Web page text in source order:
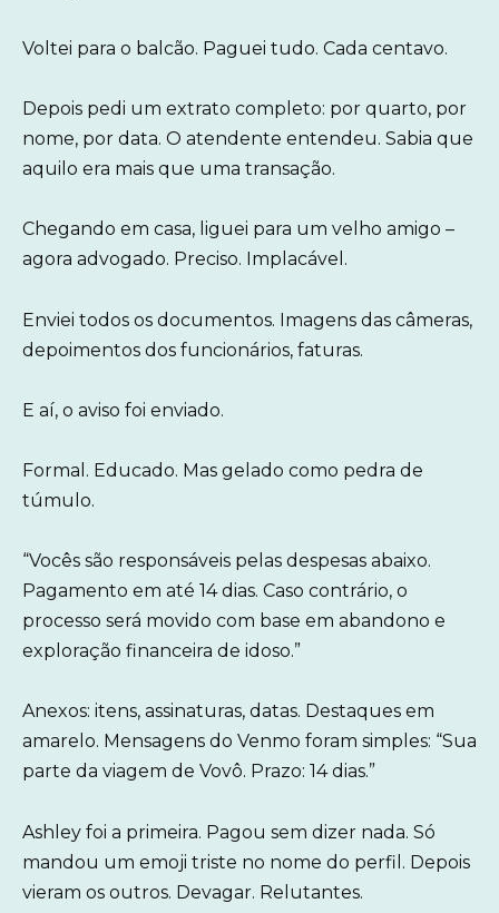
Voltei para o balcão. Paguei tudo. Cada centavo.
Depois pedi um extrato completo: por quarto, por
nome, por data. O atendente entendeu. Sabia que
aquilo era mais que uma transação.
Chegando em casa, liguei para um velho amigo –
agora advogado. Preciso. Implacável.
Enviei todos os documentos. Imagens das câmeras,
depoimentos dos funcionários, faturas.
E aí, o aviso foi enviado.
Formal. Educado. Mas gelado como pedra de
túmulo.
“Vocês são responsáveis pelas despesas abaixo.
Pagamento em até 14 dias. Caso contrário, o
processo será movido com base em abandono e
exploração financeira de idoso.”
Anexos: itens, assinaturas, datas. Destaques em
amarelo. Mensagens do Venmo foram simples: “Sua
parte da viagem de Vovô. Prazo: 14 dias.”
Ashley foi a primeira. Pagou sem dizer nada. Só
mandou um emoji triste no nome do perfil. Depois
vieram os outros. Devagar. Relutantes.